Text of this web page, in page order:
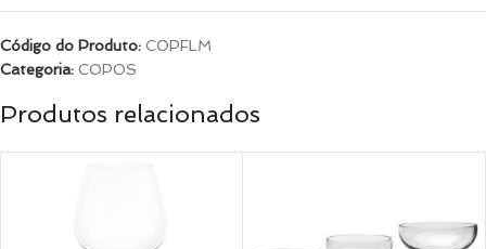
Código do Produto: COPFLM
Categoria: COPOS
Produtos relacionados